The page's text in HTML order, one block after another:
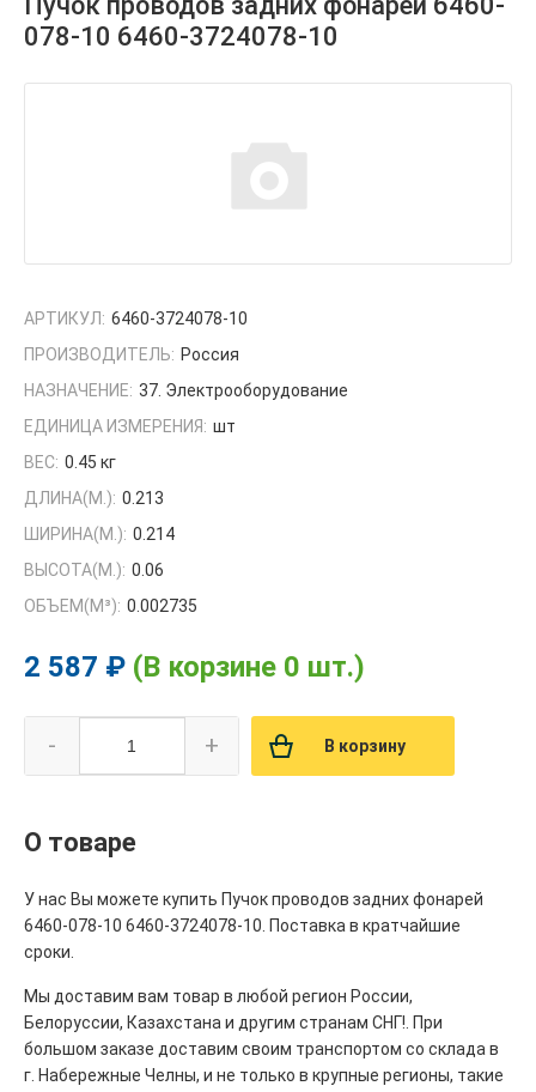
078-10 6460-3724078-10
АРТИКУЛ: 6460-3724078-10
ПРОИЗВОДИТЕЛЬ: Россия
НАЗНАЧЕНИЕ: 37. Электрооборудование
ЕДИНИЦА ИЗМЕРЕНИЯ: шт
ВЕС: 0.45 кг
ДЛИНА(М.): 0.213
ШИРИНА(М.): 0.214
ВЫСОТА(М.): 0.06
ОБЪЕМ(M³): 0.002735
2 587 ₽ (В корзине 0 шт.)
- + В корзину
О товаре
У нас Вы можете купить Пучок проводов задних фонарей
6460-078-10 6460-3724078-10. Поставка в кратчайшие
сроки.
Мы доставим вам товар в любой регион России,
Белоруссии, Казахстана и другим странам СНГ!. При
большом заказе доставим своим транспортом со склада в
г. Набережные Челны, и не только в крупные регионы, такие